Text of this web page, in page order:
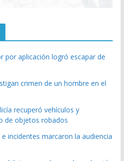
por aplicación logró escapar de
crimen de un hombre en el
recuperó vehículos y
de objetos robados
incidentes marcaron la audiencia